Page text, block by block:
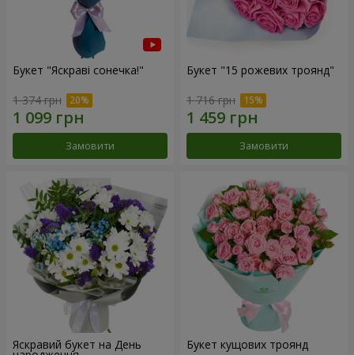
Букет "Яскраві сонечка!"
1 374 грн
Замовити
Букет "15 рожевих троянд"
1 716 грн
Замовити
Яскравий букет на День Букет кущових троянд